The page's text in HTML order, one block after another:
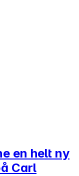
en helt ny
Carl